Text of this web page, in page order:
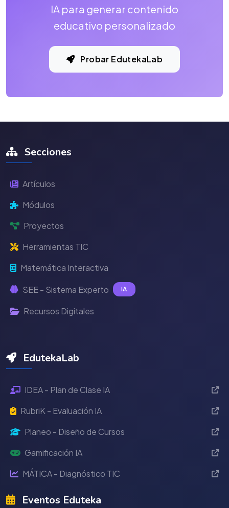
IA para generar contenido
educativo personalizado
Probar EdutekaLab
Secciones
Artículos
Módulos
Proyectos
Herramientas TIC
Matemática Interactiva
SEE - Sistema Experto IA
Recursos Digitales
EdutekaLab
IDEA - Plan de Clase IA
RubriK - Evaluación IA
Planeo - Diseño de Cursos
Gamificación IA
MÁTICA - Diagnóstico TIC
Eventos Eduteka